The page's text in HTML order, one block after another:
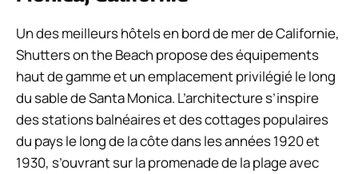
Un des meilleurs hôtels en bord de mer de Californie,
Shutters on the Beach propose des équipements
haut de gamme et un emplacement privilégié le long
du sable de Santa Monica. L’architecture s’inspire
des stations balnéaires et des cottages populaires
du pays le long de la côte dans les années 1920 et
1930, s’ouvrant sur la promenade de la plage avec